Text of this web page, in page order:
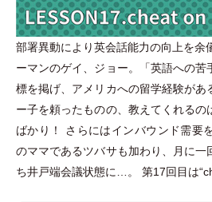
部署異動により英会話能力の向上を余
ーマンのゲイ、ジョー。
「英語への苦
標を掲げ、アメリカへの留学経験があ
ー子を頼ったものの、教えてくれるの
ばかり！ さらにはインバウンド需要
のママであるツバサも加わり、月に一
ち井戸端会議状態に…。 第17回目は